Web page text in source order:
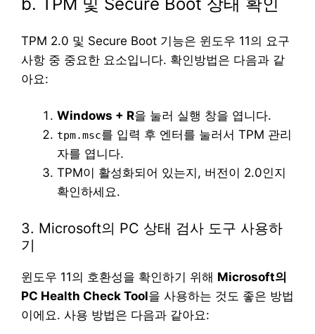
TPM 2.0 및 Secure Boot 기능은 윈도우 11의 요구
사항 중 중요한 요소입니다. 확인방법은 다음과 같
아요:
Windows + R을 눌러 실행 창을 엽니다.
tpm.msc를 입력 후 엔터를 눌러서 TPM 관리
자를 엽니다.
TPM이 활성화되어 있는지, 버전이 2.0인지
확인하세요.
3. Microsoft의 PC 상태 검사 도구 사용하
기
윈도우 11의 호환성을 확인하기 위해 Microsoft의
PC Health Check Tool을 사용하는 것도 좋은 방법
이에요. 사용 방법은 다음과 같아요: